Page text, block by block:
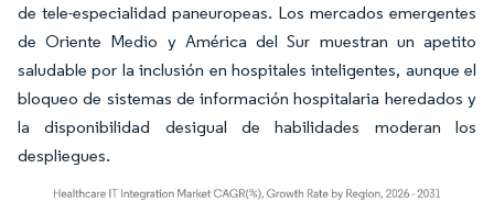
de tele-especialidad paneuropeas. Los mercados emergentes
de Oriente Medio y América del Sur muestran un apetito
saludable por la inclusión en hospitales inteligentes, aunque el
bloqueo de sistemas de información hospitalaria heredados y
la disponibilidad desigual de habilidades moderan los
despliegues.